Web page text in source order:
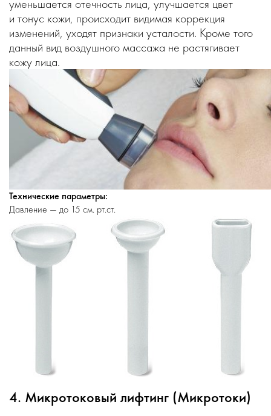
уменьшается отечность лица, улучшается цвет
и тонус кожи, происходит видимая коррекция
изменений, уходят признаки усталости. Кроме того
данный вид воздушного массажа не растягивает
кожу лица.
Технические параметры:
Давление — до 15 см. рт.ст.
4. Микротоковый лифтинг (Микротоки)